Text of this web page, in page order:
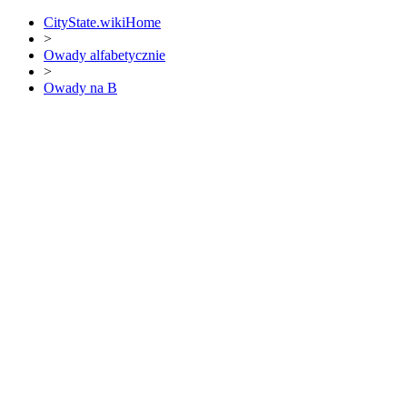
CityState.wikiHome
>
Owady alfabetycznie
>
Owady na B